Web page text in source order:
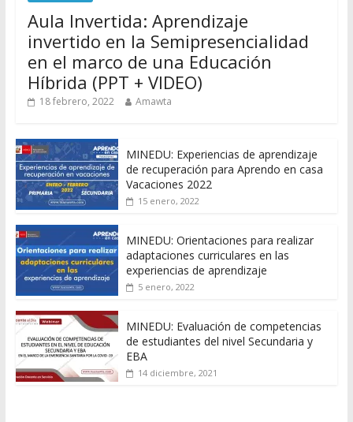
Aula Invertida: Aprendizaje
invertido en la Semipresencialidad
en el marco de una Educación
Híbrida (PPT + VIDEO)
18 febrero, 2022 Amawta
MINEDU: Experiencias de aprendizaje
de recuperación para Aprendo en casa
Vacaciones 2022
15 enero, 2022
MINEDU: Orientaciones para realizar
adaptaciones curriculares en las
experiencias de aprendizaje
5 enero, 2022
MINEDU: Evaluación de competencias
de estudiantes del nivel Secundaria y
EBA
14 diciembre, 2021